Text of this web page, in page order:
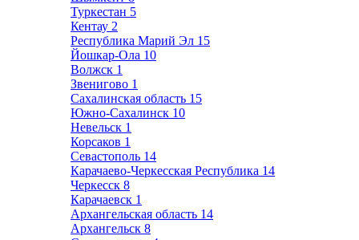
Туркестан 5
Кентау 2
Республика Марий Эл 15
Йошкар-Ола 10
Волжск 1
Звенигово 1
Сахалинская область 15
Южно-Сахалинск 10
Невельск 1
Корсаков 1
Севастополь 14
Карачаево-Черкесская Республика 14
Черкесск 8
Карачаевск 1
Архангельская область 14
Архангельск 8